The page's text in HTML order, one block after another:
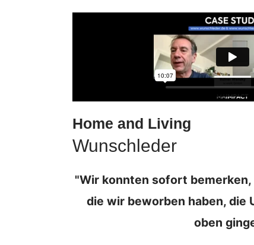
Home and Living
Wunschleder
"Wir konnten sofort
die wir beworben haben, die
oben